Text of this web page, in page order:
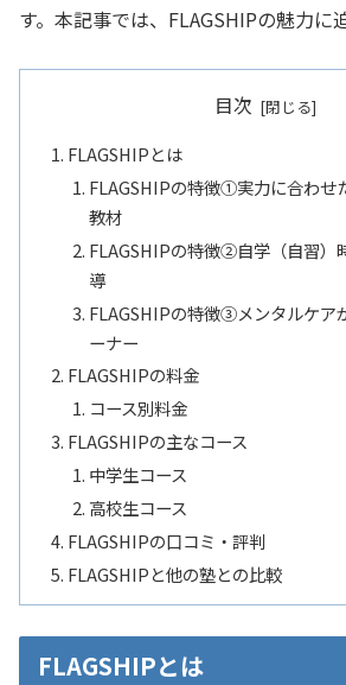
す。本記事では、FLAGSHIPの魅力に
目次
FLAGSHIPとは
FLAGSHIPの特徴①実力に合わせ
教材
FLAGSHIPの特徴②自学（自習）
導
FLAGSHIPの特徴➂メンタルケア
ーナー
FLAGSHIPの料金
コース別料金
FLAGSHIPの主なコース
中学生コース
高校生コース
FLAGSHIPの口コミ・評判
FLAGSHIPと他の塾との比較
FLAGSHIPとは